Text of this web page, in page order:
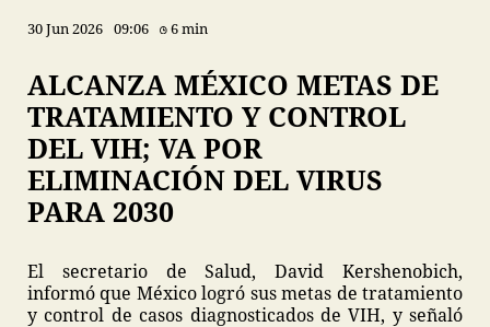
30 Jun 2026 09:06 6 min
ALCANZA MÉXICO METAS DE
TRATAMIENTO Y CONTROL
DEL VIH; VA POR
ELIMINACIÓN DEL VIRUS
PARA 2030
El secretario de Salud, David Kershenobich,
informó que México logró sus metas de tratamiento
y control de casos diagnosticados de VIH, y señaló